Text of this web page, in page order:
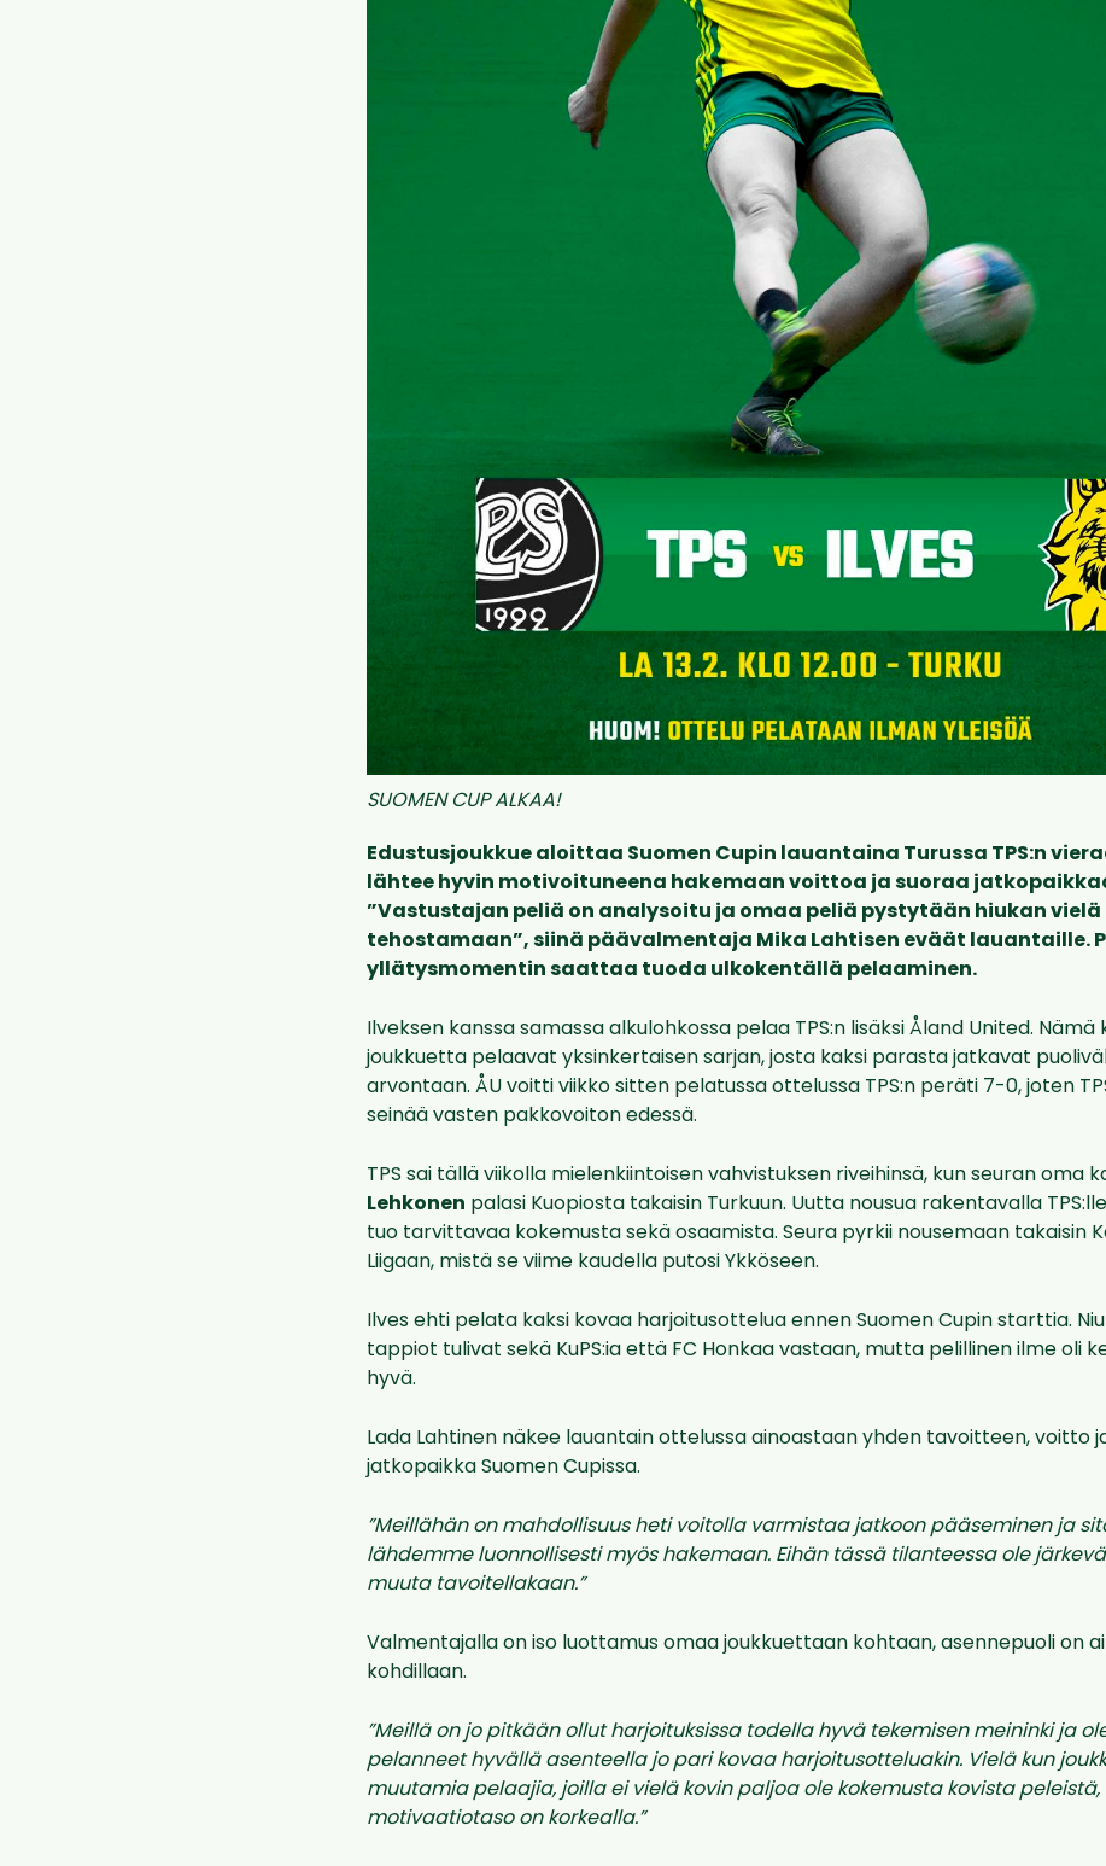
SUOMEN CUP ALKAA!
Edustusjoukkue aloittaa Suomen Cupin lauantaina Turussa TPS:n
lähtee hyvin motivoituneena hakemaan voittoa ja suoraa
”Vastustajan peliä on analysoitu ja omaa peliä pystytään hiukan vielä
tehostamaan”, siinä päävalmentaja Mika Lahtisen eväät lauantaille.
yllätysmomentin saattaa tuoda ulkokentällä pelaaminen.
Ilveksen kanssa samassa alkulohkossa pelaa TPS:n lisäksi Åland United. Nämä
joukkuetta pelaavat yksinkertaisen sarjan, josta kaksi parasta jatkavat
arvontaan. ÅU voitti viikko sitten pelatussa ottelussa TPS:n peräti 7-0, joten
seinää vasten pakkovoiton edessä.
TPS sai tällä viikolla mielenkiintoisen vahvistuksen riveihinsä, kun seuran oma
Lehkonen palasi Kuopiosta takaisin Turkuun. Uutta nousua rakentavalla
tuo tarvittavaa kokemusta sekä osaamista. Seura pyrkii nousemaan takaisin
Liigaan, mistä se viime kaudella putosi Ykköseen.
Ilves ehti pelata kaksi kovaa harjoitusottelua ennen Suomen Cupin starttia.
tappiot tulivat sekä KuPS:ia että FC Honkaa vastaan, mutta pelillinen ilme oli
hyvä.
Lada Lahtinen näkee lauantain ottelussa ainoastaan yhden tavoitteen, voitto
jatkopaikka Suomen Cupissa.
”Meillähän on mahdollisuus heti voitolla varmistaa jatkoon pääseminen ja
lähdemme luonnollisesti myös hakemaan. Eihän tässä tilanteessa ole
muuta tavoitellakaan.”
Valmentajalla on iso luottamus omaa joukkuettaan kohtaan, asennepuoli on
kohdillaan.
”Meillä on jo pitkään ollut harjoituksissa todella hyvä tekemisen meininki ja
pelanneet hyvällä asenteella jo pari kovaa harjoitusotteluakin. Vielä kun
muutamia pelaajia, joilla ei vielä kovin paljoa ole kokemusta kovista peleistä,
motivaatiotaso on korkealla.”